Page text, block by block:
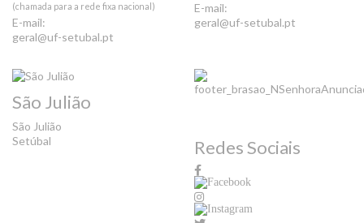
(chamada para a rede fixa nacional)
E-mail:
geral@uf-setubal.pt
E-mail:
geral@uf-setubal.pt
São Julião
São Julião
Setúbal
Redes Sociais